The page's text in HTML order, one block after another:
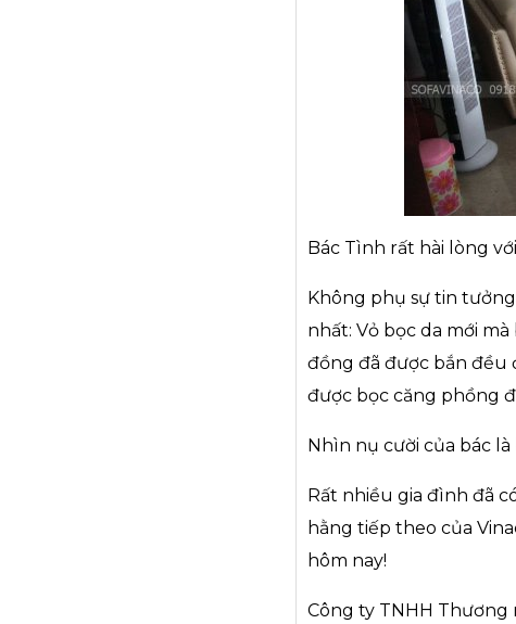
Bác Tình rất hài lòng
Không phụ sự tin
nhất: Vỏ bọc da mới
đồng đã được bắn
được bọc căng phồng
Nhìn nụ cười của bác
Rất nhiều gia đình đã
hằng tiếp theo của
hôm nay!
Công ty TNHH Thương